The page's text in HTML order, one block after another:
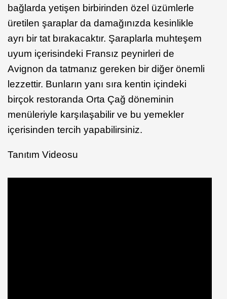
bağlarda yetişen birbirinden özel üzümlerle
üretilen şaraplar da damağınızda kesinlikle
ayrı bir tat bırakacaktır. Şaraplarla muhteşem
uyum içerisindeki Fransız peynirleri de
Avignon da tatmanız gereken bir diğer önemli
lezzettir. Bunların yanı sıra kentin içindeki
birçok restoranda Orta Çağ döneminin
menüleriyle karşılaşabilir ve bu yemekler
içerisinden tercih yapabilirsiniz.
Tanıtım Videosu